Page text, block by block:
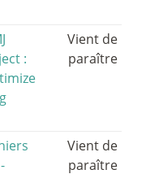
:
Vient de
paraître
Vient de
paraître